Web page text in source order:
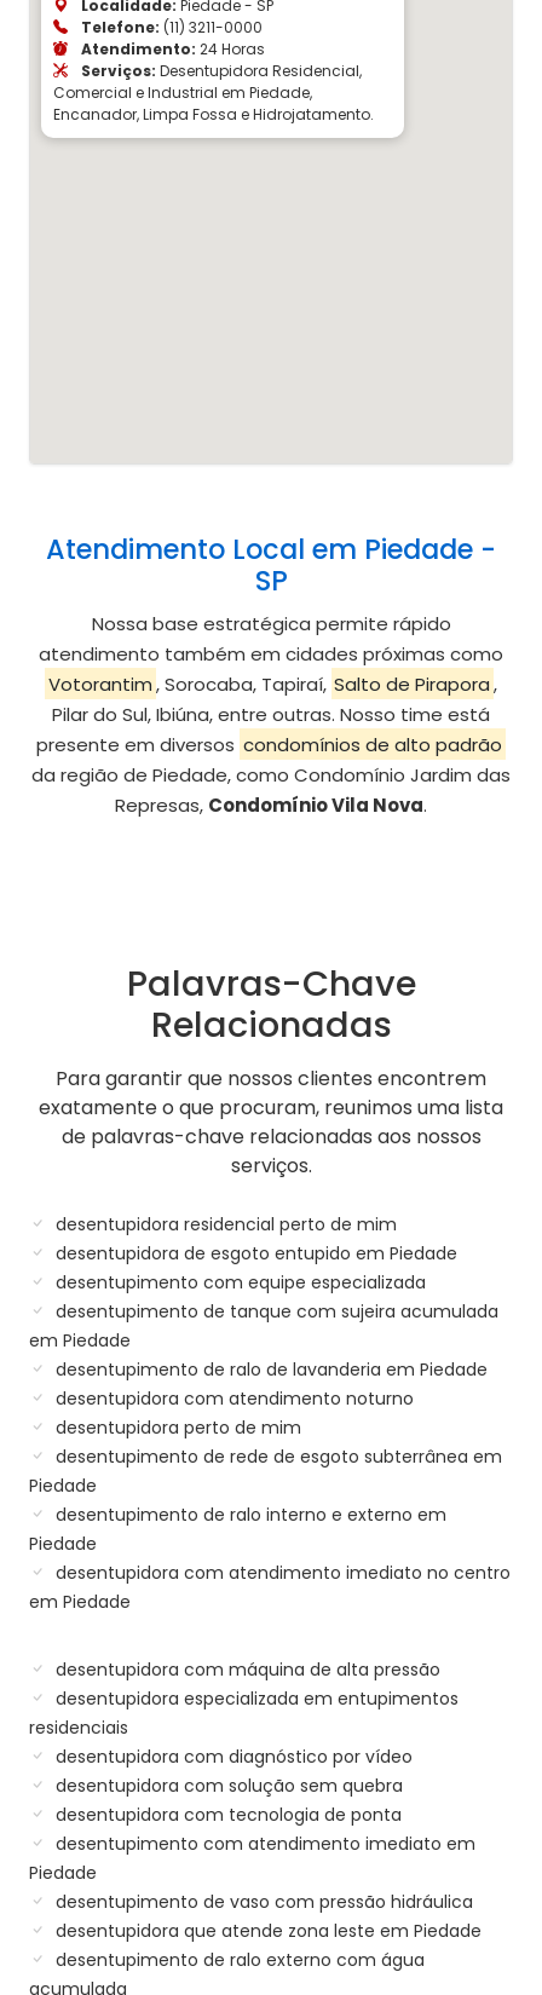
Localidade: Piedade - SP
Telefone: (11) 3211-0000
Atendimento: 24 Horas
Serviços: Desentupidora Residencial,
Comercial e Industrial em Piedade,
Encanador, Limpa Fossa e Hidrojatamento.
Atendimento Local em Piedade -
SP
Nossa base estratégica permite rápido
atendimento também em cidades próximas como
Votorantim, Sorocaba, Tapiraí, Salto de Pirapora,
Pilar do Sul, Ibiúna, entre outras. Nosso time está
presente em diversos condomínios de alto padrão
da região de Piedade, como Condomínio Jardim das
Represas, Condomínio Vila Nova.
Palavras-Chave
Relacionadas
Para garantir que nossos clientes encontrem
exatamente o que procuram, reunimos uma lista
de palavras-chave relacionadas aos nossos
serviços.
desentupidora residencial perto de mim
desentupidora de esgoto entupido em Piedade
desentupimento com equipe especializada
desentupimento de tanque com sujeira acumulada
em Piedade
desentupimento de ralo de lavanderia em Piedade
desentupidora com atendimento noturno
desentupidora perto de mim
desentupimento de rede de esgoto subterrânea em
Piedade
desentupimento de ralo interno e externo em
Piedade
desentupidora com atendimento imediato no centro
em Piedade
desentupidora com máquina de alta pressão
desentupidora especializada em entupimentos
residenciais
desentupidora com diagnóstico por vídeo
desentupidora com solução sem quebra
desentupidora com tecnologia de ponta
desentupimento com atendimento imediato em
Piedade
desentupimento de vaso com pressão hidráulica
desentupidora que atende zona leste em Piedade
desentupimento de ralo externo com água
acumulada